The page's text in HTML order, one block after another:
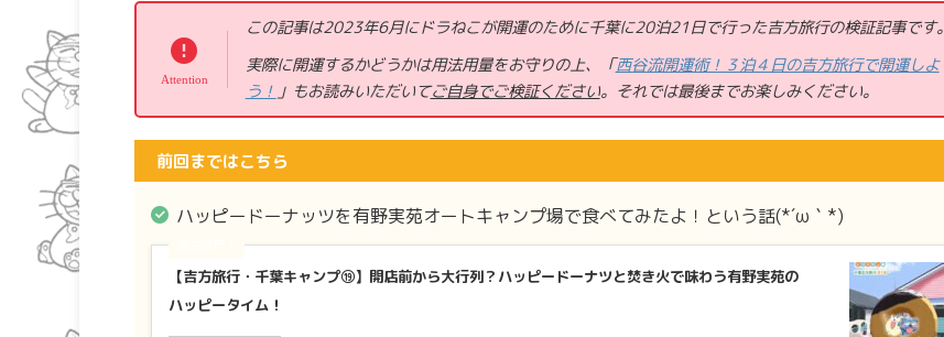
この記事は2023年6月にドラねこが開運のために千葉に20泊21日で行った吉方旅行の検証記事です。
実際に開運するかどうかは用法用量をお守りの上、「西谷流開運術！３泊４日の吉方旅行で開運しよ
う！ 」もお読みいただいてご自身でご検証ください。それでは最後までお楽しみください。
前回まではこちら
ハッピードーナッツを有野実苑オートキャンプ場で食べてみたよ！という話(*´ω｀*)
【吉方旅行・千葉キャンプ⑲】開店前から大行列？ハッピードーナツと焚き火で味わう有野実苑の
ハッピータイム！